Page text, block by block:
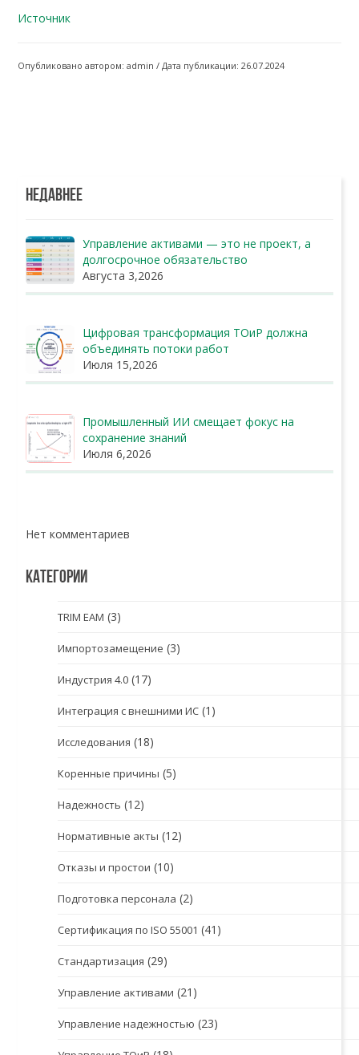
Источник
Опубликовано автором: admin / Дата публикации: 26.07.2024
НЕДАВНЕЕ
Управление активами — это не проект, а
долгосрочное обязательство
Августа 3,2026
Цифровая трансформация ТОиР должна
объединять потоки работ
Июля 15,2026
Промышленный ИИ смещает фокус на
сохранение знаний
Июля 6,2026
Нет комментариев
КАТЕГОРИИ
TRIM EAM (3)
Импортозамещение (3)
Индустрия 4.0 (17)
Интеграция с внешними ИС (1)
Исследования (18)
Коренные причины (5)
Надежность (12)
Нормативные акты (12)
Отказы и простои (10)
Подготовка персонала (2)
Сертификация по ISO 55001 (41)
Стандартизация (29)
Управление активами (21)
Управление надежностью (23)